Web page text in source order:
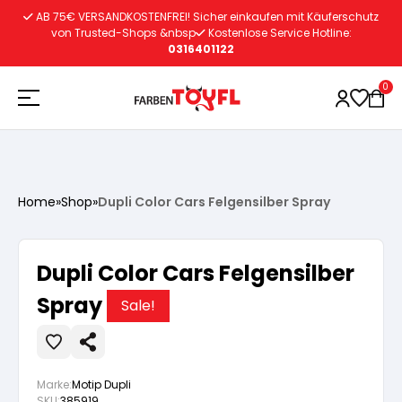
Vorbereitung
Wasserlösliche Grundierung
Lacke
Vorbereitung
Autoreparatur
Vorbereitung
Innenfarben
AB 75€ VERSANDKOSTENFREI! Sicher einkaufen mit Käuferschutz
von Trusted-Shops &nbsp
Kostenlose Service Hotline:
0316401122
0
Home»Shop»Dupli Color Cars Felgensilber Spray
Dupli Color Cars Felgensilber
Spray
Sale!
Marke:Motip Dupli